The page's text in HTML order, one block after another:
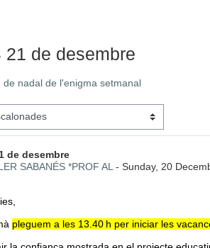
21 de desembre
nadal de l'enigma setmanal
de desembre
SABANÉS *PROF AL - Sunday, 20
0
pleguem a les 13.40 h per iniciar les